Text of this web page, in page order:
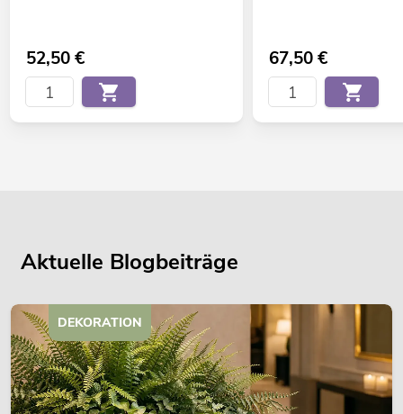
52,50€ 67,50€
Aktuelle Blogbeiträge
DEKORATION